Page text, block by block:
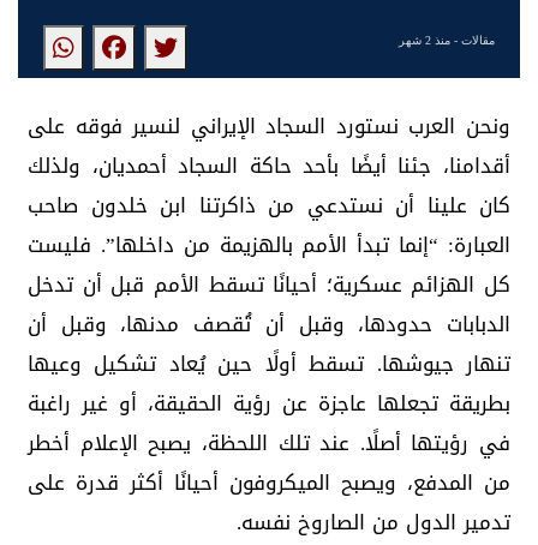
مقالات- منذ 2 شهر
ونحن العرب نستورد السجاد الإيراني لنسير فوقه على
أقدامنا، جئنا أيضًا بأحد حاكة السجاد أحمديان، ولذلك
كان علينا أن نستدعي من ذاكرتنا ابن خلدون صاحب
العبارة: “إنما تبدأ الأمم بالهزيمة من داخلها”. فليست
كل الهزائم عسكرية؛ أحيانًا تسقط الأمم قبل أن تدخل
الدبابات حدودها، وقبل أن تُقصف مدنها، وقبل أن
تنهار جيوشها. تسقط أولًا حين يُعاد تشكيل وعيها
بطريقة تجعلها عاجزة عن رؤية الحقيقة، أو غير راغبة
في رؤيتها أصلًا. عند تلك اللحظة، يصبح الإعلام أخطر
من المدفع، ويصبح الميكروفون أحيانًا أكثر قدرة على
تدمير الدول من الصاروخ نفسه.